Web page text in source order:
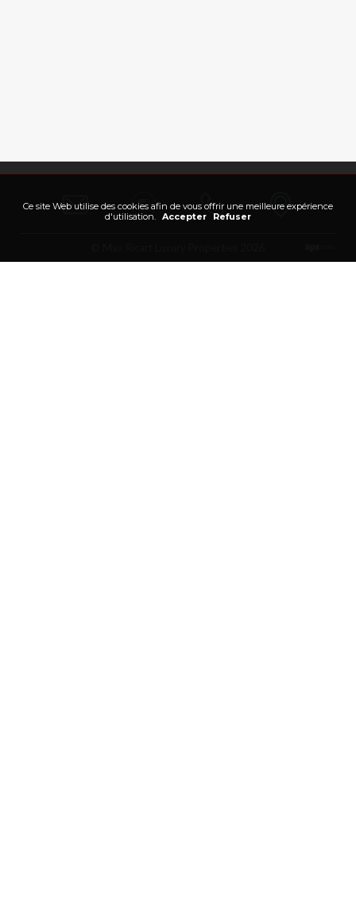
Ce site Web utilise des cookies afin de vous offrir une meilleure expérience
d'utilisation. Accepter Refuser